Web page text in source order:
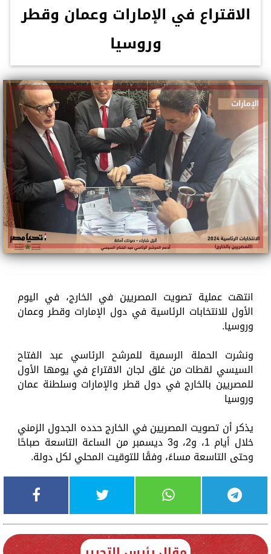
الاقتراع في الإمارات وعمان وقطر
وروسيا
انتهت عملية تصويت المصريين في الخارج، في اليوم
الأول للانتخابات الرئاسية في دول الإمارات وقطر وعمان
وروسيا.
ونشرت الحملة الرسمية للمرشح الرئاسي عبد الفتاح
السيسي لقطات من غلق لجان الاقتراع في يومها الأول
للمصريين بالخارج في دول قطر والإمارات وسلطنة عمان
وروسيا
يذكر أن تصويت المصريين في الخارج حدده الجدول الزمني
خلال أيام 1، و2، و3 ديسمبر من الساعة التاسعة صباحًا
وحتى التاسعة مساءً، وفقًا للتوقيت المحلي لكل دولة.